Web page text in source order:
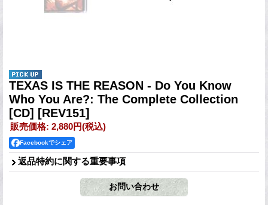
TEXAS IS THE REASON - Do You Know
Who You Are?: The Complete Collection
[CD] [REV151]
販売価格: 2,880円(税込)
Facebookでシェア
返品特約に関する重要事項